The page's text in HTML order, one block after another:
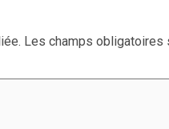
Les champs obligatoires